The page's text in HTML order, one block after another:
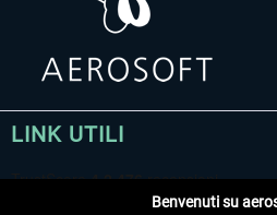
LINK UTILI
Benvenuti su